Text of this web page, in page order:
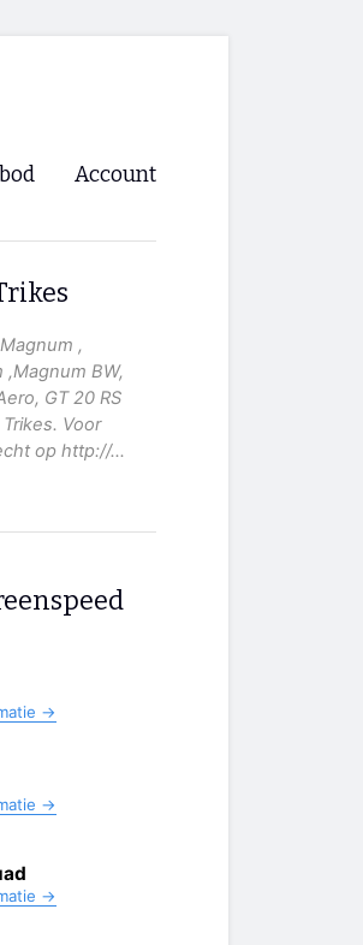
Account
Registreren
,
,Magnum BW,
GT 20 RS
Voor
op http://...
→
→
→